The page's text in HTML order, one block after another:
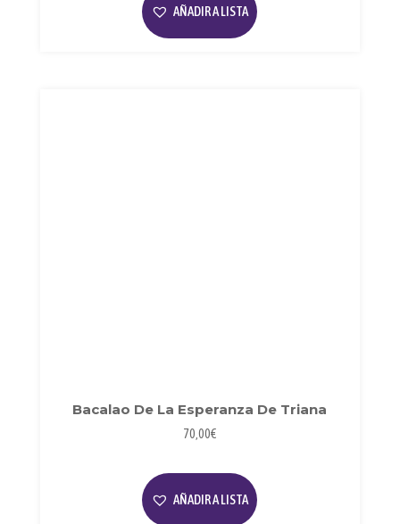
AÑADIR A LISTA
Bacalao De La Esperanza De Triana
70,00€
AÑADIR A LISTA